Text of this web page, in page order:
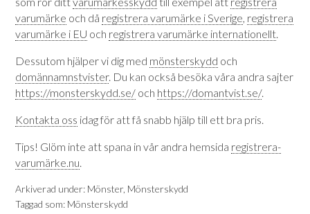
varumärke och då registrera varumärke i Sverige, registrera
varumärke i EU och registrera varumärke internationellt.
Dessutom hjälper vi dig med mönsterskydd och
domännamnstvister. Du kan också besöka våra andra sajter
https://monsterskydd.se/ och https://domantvist.se/.
Kontakta oss idag för att få snabb hjälp till ett bra pris.
Tips! Glöm inte att spana in vår andra hemsida registrera-
varumärke.nu.
Arkiverad under: Mönster, Mönsterskydd
Taggad som: Mönsterskydd